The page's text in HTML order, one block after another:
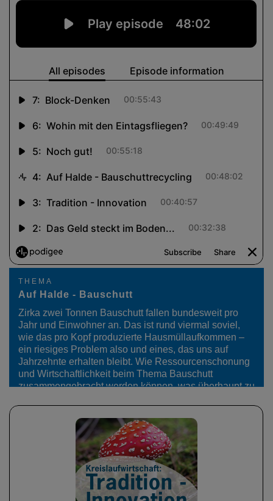
THEMA
Auf Halde - Bauschutt
Zirka zwei Tonnen Bauschutt fallen bundesweit pro
Jahr und Einwohner an. Das ist rund viermal soviel,
wie das pro Kopf produzierte Hausmüllaufkommen –
ein riesiges Problem also und eines, das uns auf
Jahrzehnte erhalten bleibt. Wie Ressourcenschonung
und Wirtschaftlichkeit beim Thema Bauschutt
zusammengebracht werden können, was überhaupt zu
eingesetzt werden können, dazu diskutierten Dr.…